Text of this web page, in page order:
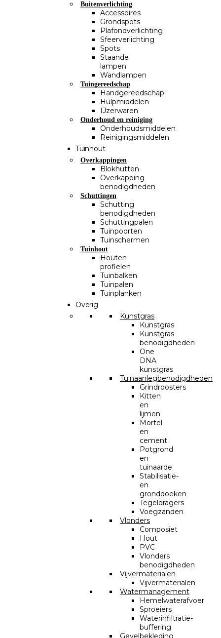
Buitenverlichting
Accessoires
Grondspots
Plafondverlichting
Sfeerverlichting
Spots
Staande
lampen
Wandlampen
Tuingereedschap
Handgereedschap
Hulpmiddelen
IJzerwaren
Onderhoud en reiniging
Onderhoudsmiddelen
Reinigingsmiddelen
Tuinhout
Overkappingen
Blokhutten
Overkapping
benodigdheden
Schuttingen
Schutting
benodigdheden
Schuttingpalen
Tuinpoorten
Tuinschermen
Tuinhout
Houten
profielen
Tuinbalken
Tuinpalen
Tuinplanken
Overig
Kunstgras
Kunstgras
Kunstgras
benodigdheden
One
DNA
kunstgras
Tuinaanlegbenodigdheden
Grindroosters
Kitten
en
lijmen
Mortel
en
cement
Potgrond
en
tuinaarde
Stabilisatie-
en
gronddoeken
Tegeldragers
Voegzanden
Vlonders
Composiet
Hout
PVC
Vlonders
benodigdheden
Vijvermaterialen
Vijvermaterialen
Watermanagement
Hemelwaterafvoer
Sproeiers
Waterinfiltratie-
buffering
Gevelbekleding